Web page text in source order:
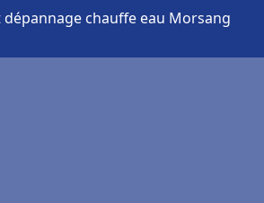
chauffe eau Morsang